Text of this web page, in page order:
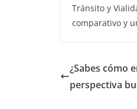
Tránsito y
comparativo y
¿Sabes cómo
perspectiva